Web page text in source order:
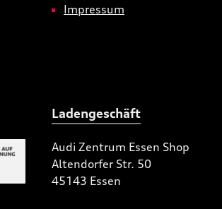
Impressum
Ladengeschäft
Audi Zentrum Essen Shop
Altendorfer Str. 50
45143 Essen